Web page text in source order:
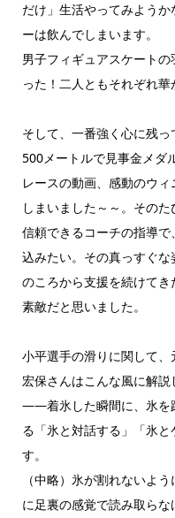
だけ」生活やってみよう
ーは飲んでしまいます。
男子フィギュアスケート
った！二人ともそれぞれ華
そして、一番強く心に残
500メートルで見事金メダ
レースの動画、感動のウ
しまいました～～。そのた
信頼できるコーチの指導
込みたい。その真っすぐ
のころから支援を続けて
素敵だと思いました。
小平選手の滑りに関して
宏保さんはこんな風に解説
――着氷した瞬間に、氷を
る「氷と対話する」「氷
す。
（中略）氷が割れないよ
に足裏の感覚で読み取ら